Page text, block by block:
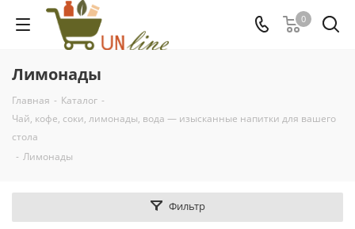
0
Лимонады
Главная - Каталог -
Чай, кофе, соки, лимонады, вода — изысканные напитки для вашего
стола
- Лимонады
Фильтр